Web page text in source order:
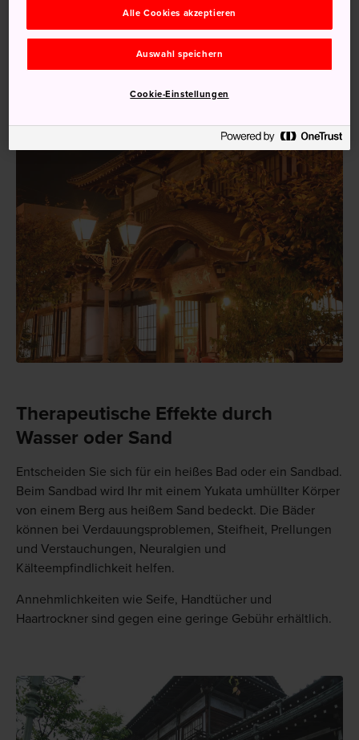
Bahnhof Beppu
mit dem Limited
Express-Zug von Hakata, Oita, Miyazaki und Hitoyoshi
sowie aus den benachbarten Gebieten erreichen. Das
Onsen selbst ist 10 Minuten zu Fuß vomBahnhof Beppu
Therapeutische Effekte durch
Wasser oder Sand
Entscheiden Sie sich für ein heißes Bad oder ein Sandbad.
Beim Sandbad wird Ihr mit einem Yukata umhüllter Körper
von einem Berg aus heißem Sand bedeckt. Die Bäder
können bei Verdauungsproblemen, Steifheit, Prellungen
und Verstauchungen, Neuralgien und
Kälteempfindlichkeit helfen.
Annehmlichkeiten wie Seife, Handtücher und
Haartrockner sind gegen eine geringe Gebühr erhältlich.
Alle Cookies akzeptieren
Auswahl speichern
Cookie-Einstellungen